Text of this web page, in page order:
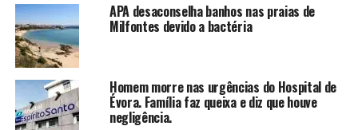
APA desaconselha banhos nas praias de
Milfontes devido a bactéria
Homem morre nas urgências do Hospital de
Évora. Família faz queixa e diz que houve
negligência.